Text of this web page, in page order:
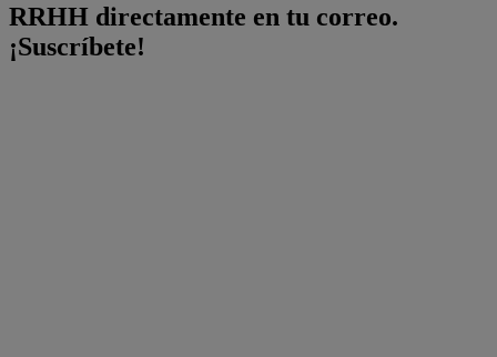
RRHH directamente en tu correo.
¡Suscríbete!